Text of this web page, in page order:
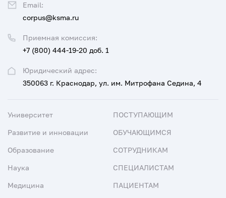
Юридический адрес:
350063 г. Краснодар, ул. им. Митрофана Седина, 4
Приемная комиссия:
+7 (800) 444-19-20 доб. 1
Email:
corpus@ksma.ru
Университет
Развитие и инновации
Образование
Наука
Медицина
ПОСТУПАЮЩИМ
ОБУЧАЮЩИМСЯ
СОТРУДНИКАМ
СПЕЦИАЛИСТАМ
ПАЦИЕНТАМ